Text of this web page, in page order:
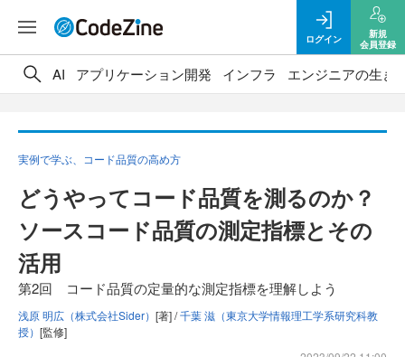
ログイン
新規
会員登録
AI アプリケーション開発 インフラ エンジニアの生き
実例で学ぶ、コード品質の高め方
どうやってコード品質を測るのか？
ソースコード品質の測定指標とその
活用
第2回 コード品質の定量的な測定指標を理解しよう
浅原 明広（株式会社Sider） [著] /千葉 滋（東京大学情報理工学系研究科教
授） [監修]